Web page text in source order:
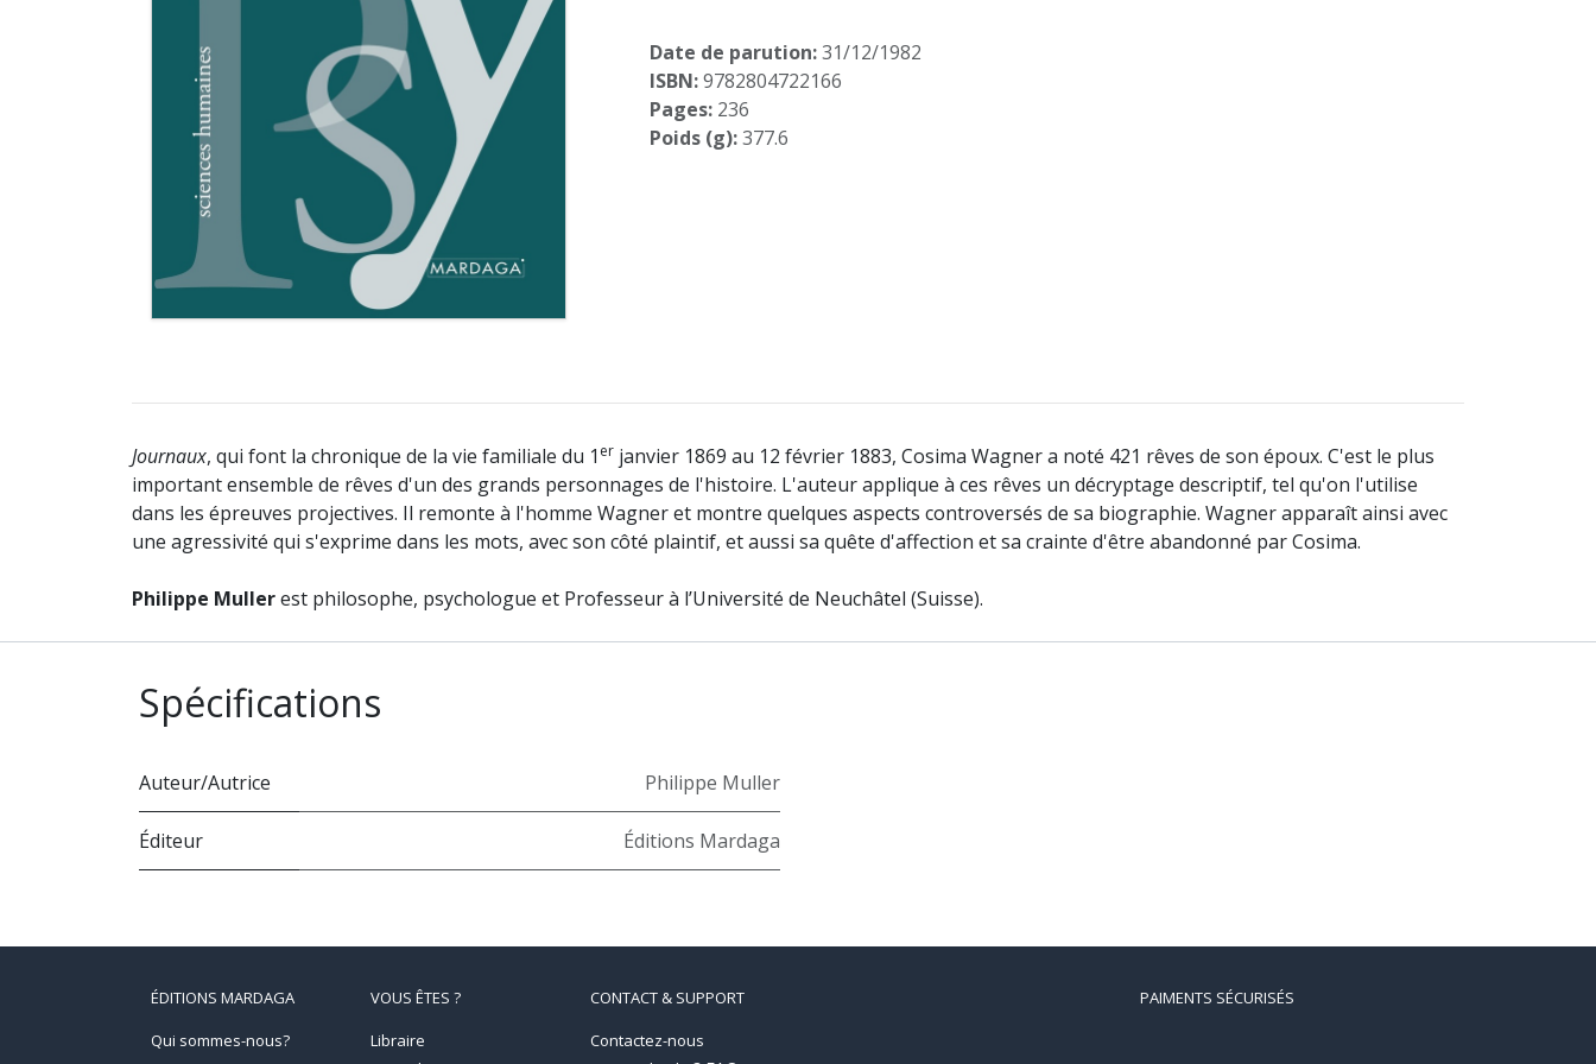
Date de parution:31/12/1982
ISBN:9782804722166
Pages: 236
Poids (g):377.6
Journaux, qui font la chronique de la vie familiale du 1 er janvier 1869 au 12 février 1883, Cosima Wagner a noté 421 rêves de son époux. C'est le plus
important ensemble de rêves d'un des grands personnages de l'histoire. L'auteur applique à ces rêves un décryptage descriptif, tel qu'on l'utilise
dans les épreuves projectives. Il remonte à l'homme Wagner et montre quelques aspects controversés de sa biographie. Wagner apparaît ainsi avec
une agressivité qui s'exprime dans les mots, avec son côté plaintif, et aussi sa quête d'affection et sa crainte d'être abandonné par Cosima.
Philippe Mullerest philosophe, psychologue et Professeur à l’Université de Neuchâtel (Suisse).
Spécifications
Auteur/Autrice Philippe Muller
Éditeur Éditions Mardaga
VOUS ÊTES ?
Libraire
CONTACT & SUPPORT
Contactez-nous
PAIMENTS SÉCURISÉS
ÉDITIONS MARDAGA
Qui sommes-nous?